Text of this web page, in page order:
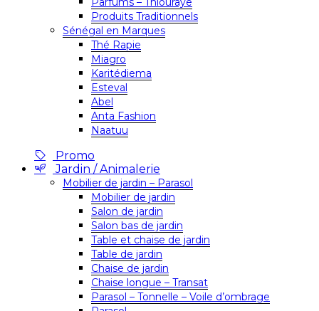
Produits Traditionnels
Sénégal en Marques
Thé Rapie
Miagro
Karitédiema
Esteval
Abel
Anta Fashion
Naatuu
Promo
Jardin / Animalerie
Mobilier de jardin – Parasol
Mobilier de jardin
Salon de jardin
Salon bas de jardin
Table et chaise de jardin
Table de jardin
Chaise de jardin
Chaise longue – Transat
Parasol – Tonnelle – Voile d’ombrage